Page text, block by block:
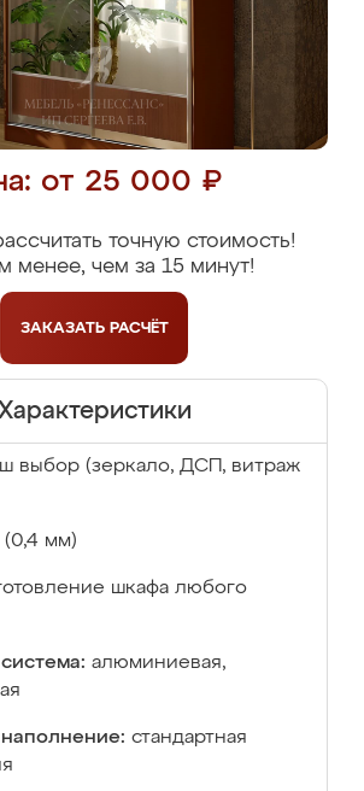
от 25 000 ₽
точную стоимость!
менее, чем за 15 минут!
ЗАКАЗАТЬ РАСЧЁТ
выбор (зеркало, ДСП, витраж
(0,4 мм)
шкафа любого
алюминиевая,
стандартная